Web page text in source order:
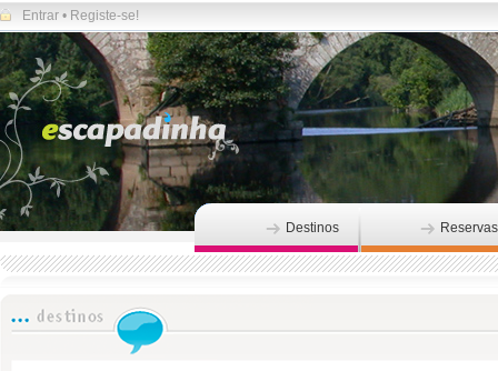
Entrar • Registe-se!
Destinos Reservas